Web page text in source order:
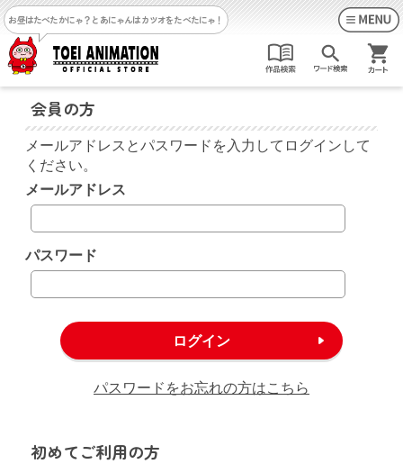
お昼はたべたかにゃ？ とあにゃんはカツオをたべたにゃ！
会員の方
メールアドレスとパスワードを入力してログインして
ください。
メールアドレス
パスワード
パスワードをお忘れの方はこちら
初めてご利用の方